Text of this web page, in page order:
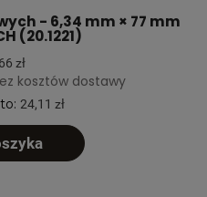
- 6,34 mm × 77 mm
(20.1221)
zł
kosztów dostawy
24,11 zł